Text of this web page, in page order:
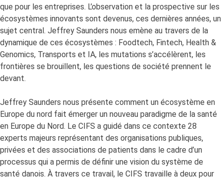
que pour les entreprises. L’observation et la prospective sur les
écosystèmes innovants sont devenus, ces dernières années, un
sujet central. Jeffrey Saunders nous emène au travers de la
dynamique de ces écosystèmes : Foodtech, Fintech, Health &
Genomics, Transports et IA, les mutations s’accélèrent, les
frontières se brouillent, les questions de société prennent le
devant.
Jeffrey Saunders nous présente comment un écosystème en
Europe du nord fait émerger un nouveau paradigme de la santé
en Europe du Nord. Le CIFS a guidé dans ce contexte 28
experts majeurs représentant des organisations publiques,
privées et des associations de patients dans le cadre d’un
processus qui a permis de définir une vision du système de
santé danois. À travers ce travail, le CIFS travaille à deux pour